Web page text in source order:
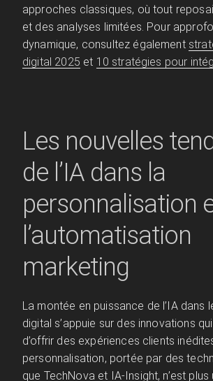
approches classiques, où tout
et des analyses limitées. Pour
dynamique, consultez également
digital 2025 et 10 stratégies pour
Les nouvelles
de l’IA dans la
personnalisation
l’automatisation
marketing
La montée en puissance de l’IA dans
digital s’appuie sur des innovations
d’offrir des expériences clients
personnalisation, portée par des
que TechNova et IA-Insight, n’est plus